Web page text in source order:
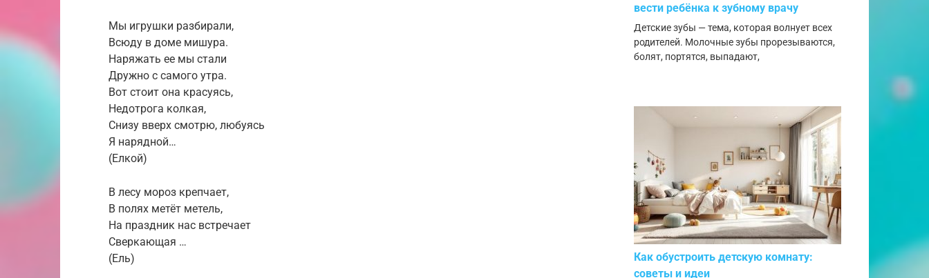
Мы игрушки разбирали,
Всюду в доме мишура.
Наряжать ее мы стали
Дружно с самого утра.
Вот стоит она красуясь,
Недотрога колкая,
Снизу вверх смотрю, любуясь
Я нарядной…
(Елкой)
В лесу мороз крепчает,
В полях метёт метель,
На праздник нас встречает
Сверкающая …
(Ель)
вести ребёнка к зубному врачу
Детские зубы — тема, которая волнует всех
родителей. Молочные зубы прорезываются,
болят, портятся, выпадают,
Как обустроить детскую комнату:
советы и идеи